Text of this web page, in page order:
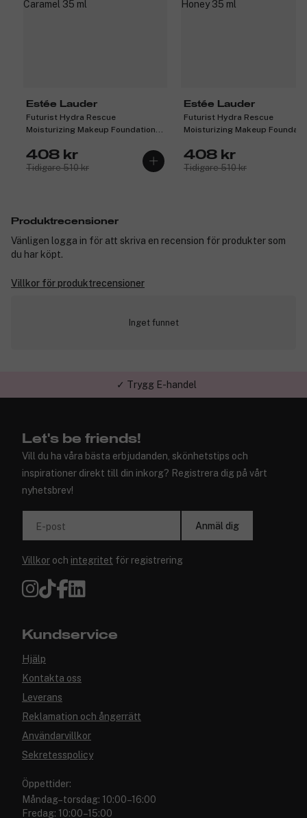
Estée Lauder
Futurist Hydra Rescue
Moisturizing Makeup Foundation
408 kr
Tidigare 510 kr
Estée Lauder
Futurist Hydra Rescue
Moisturizing Makeup
408 kr
Tidigare 510 kr
Produktrecensioner
Vänligen logga in för att skriva en recension för produkter som
du har köpt.
Villkor för produktrecensioner
Inget funnet
✓ Trygg E-handel
Let's be friends!
Vill du ha våra bästa erbjudanden, skönhetstips och
inspirationer direkt till din inkorg? Registrera dig på vårt
nyhetsbrev!
E-post Anmäl dig
Villkor och integritet för registrering
Kundservice
Hjälp
Kontakta oss
Leverans
Reklamation och ångerrätt
Användarvillkor
Sekretesspolicy
Öppettider:
Måndag–torsdag: 10:00–16:00
Fredag: 10:00–15:00